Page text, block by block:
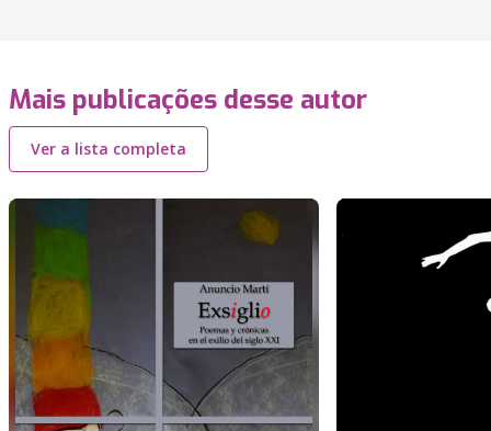
Mais publicações desse autor
Ver a lista completa